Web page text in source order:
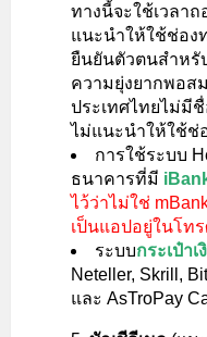
ทางนี้จะใช้เวลา
แนะนำให้ใช้ช่อง
ยืนยันตัวตนสำหรั
ความยุ่งยากพอส
ประเทศไทยไม่มี
ไม่แนะนำให้ใช้ช่
การใช้ระบบ
ธนาคารที่มี
ไว้ว่าไม่ใช่
เป็นแอปอยู่ในโท
ระบบกระเป๋า
Neteller, Skrill,
และ AsTroPay